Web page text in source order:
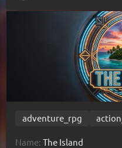
adventure_rpg
Name: The Island